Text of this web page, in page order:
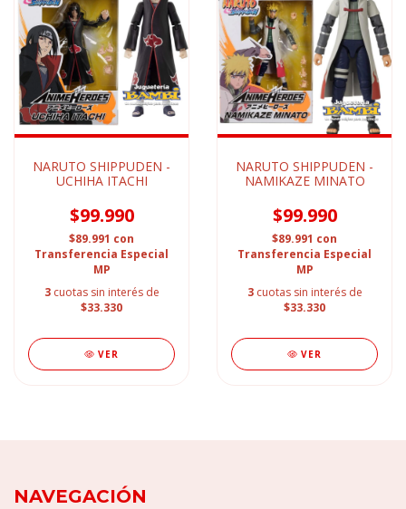
NARUTO SHIPPUDEN -
UCHIHA ITACHI
$99.990
$89.991 con
Transferencia Especial
MP
3 cuotas sin interés de
$33.330
VER
NARUTO SHIPPUDEN -
NAMIKAZE MINATO
$99.990
$89.991 con
Transferencia Especial
MP
3 cuotas sin interés de
$33.330
VER
NAVEGACIÓN